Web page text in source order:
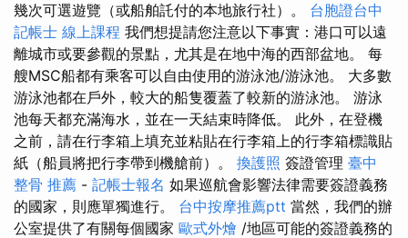
幾次可選遊覽（或船舶託付的本地旅行社）。 台胞證台中
記帳士 線上課程 我們想提請您注意以下事實：港口可以遠
離城市或要參觀的景點，尤其是在地中海的西部盆地。 每
艘MSC船都有乘客可以自由使用的游泳池/游泳池。 大多數
游泳池都在戶外，較大的船隻覆蓋了較新的游泳池。 游泳
池每天都充滿海水，並在一天結束時降低。 此外，在登機
之前，請在行李箱上填充並粘貼在行李箱上的行李箱標識貼
紙（船員將把行李帶到機艙前）。 換護照 簽證管理 臺中
整骨 推薦 - 記帳士報名 如果巡航會影響法律需要簽證義務
的國家，則應單獨進行。 台中按摩推薦ptt 當然，我們的辦
公室提供了有關每個國家 歐式外燴 /地區可能的簽證義務的